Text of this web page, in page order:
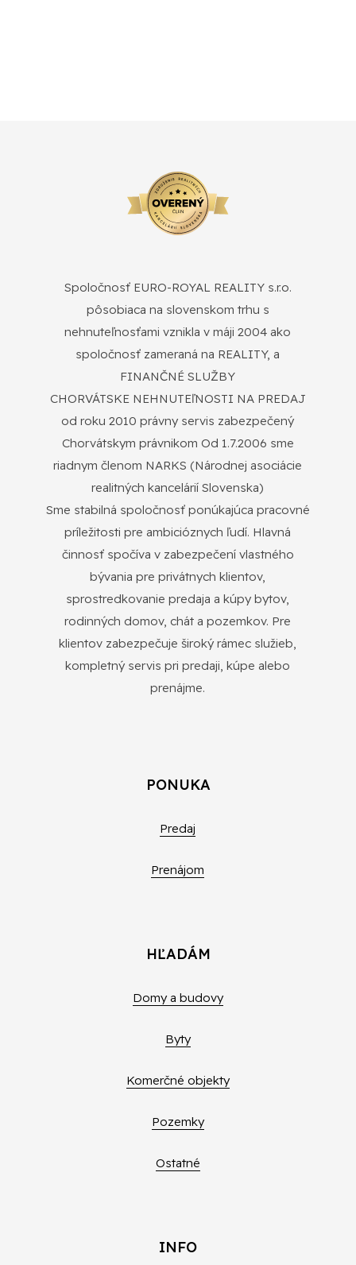
Spoločnosť EURO-ROYAL REALITY s.r.o.
pôsobiaca na slovenskom trhu s
nehnuteľnosťami vznikla v máji 2004 ako
spoločnosť zameraná na REALITY, a
FINANČNÉ SLUŽBY
CHORVÁTSKE NEHNUTEľNOSTI NA PREDAJ
od roku 2010 právny servis zabezpečený
Chorvátskym právnikom Od 1.7.2006 sme
riadnym členom NARKS (Národnej asociácie
realitných kancelárií Slovenska)
Sme stabilná spoločnosť ponúkajúca pracovné
príležitosti pre ambicióznych ľudí. Hlavná
činnosť spočíva v zabezpečení vlastného
bývania pre privátnych klientov,
sprostredkovanie predaja a kúpy bytov,
rodinných domov, chát a pozemkov. Pre
klientov zabezpečuje široký rámec služieb,
kompletný servis pri predaji, kúpe alebo
prenájme.
PONUKA
Predaj
Prenájom
HĽADÁM
Domy a budovy
Byty
Komerčné objekty
Pozemky
Ostatné
INFO